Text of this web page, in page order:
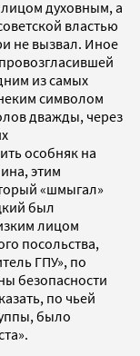
духовным, а
властью
не вызвал. Иное
из самых
символом
дважды, через
особняк на
этим
«шмыгал»
был
лицом
посольства,
ГПУ», по
безопасности
по чьей
было